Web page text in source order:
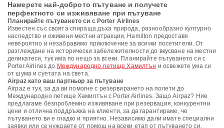
Намерете най-доброто пътуване и получете
перфектното си изживяване при пътуване
Планирайте пътуването си с Porter Airlines
Известен със своята спираща дъха природа, разнообразно културно
наследство и оживени местни атракции, Hamilton предоставя
невероятно и незабравимо приключение за всички посетители. От
разглеждане на исторически забележителности до вкусване на местни
деликатеси, тук има по нещо за всеки. Планирайте пътуването си с
Porter Airlines до Международно летище Хамилтън и освежете ума си
от шума и суетата на света.
Airpaz като ваш партньор за пътуване
Airpaz е тук, за да ви помогне с резервирането на полети до
Международно летище Хамилтън с Porter Airlines. Защо Airpaz? Ние
предлагаме безпроблемно изживяване при резервация, конкурентни
цени и отлична поддръжка на клиенти, за да гарантираме, че
пътуването ви е гладко и приятно. Независимо дали имате специални
заявки или се нуждаете от помощ на всеки етап от пътуването си,